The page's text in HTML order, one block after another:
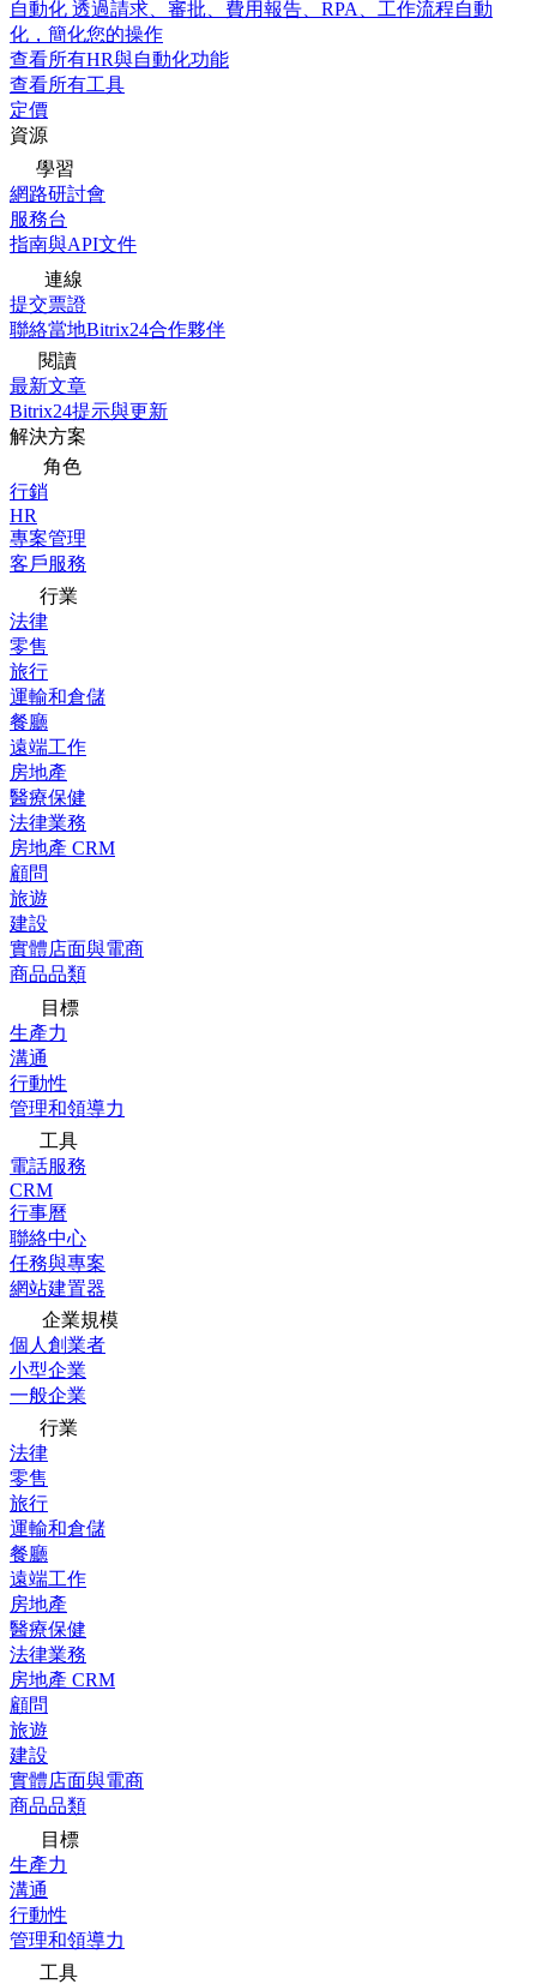
自動化 透過請求、審批、費用報告、RPA、工作流程自動
化，簡化您的操作
查看所有HR與自動化功能
查看所有工具
定價
資源
學習
網路研討會
服務台
指南與API文件
連線
提交票證
聯絡當地Bitrix24合作夥伴
閱讀
最新文章
Bitrix24提示與更新
解決方案
角色
行銷
HR
專案管理
客戶服務
行業
法律
零售
旅行
運輸和倉儲
餐廳
遠端工作
房地產
醫療保健
法律業務
房地產 CRM
顧問
旅遊
建設
實體店面與電商
商品品類
目標
生產力
溝通
行動性
管理和領導力
工具
電話服務
CRM
行事曆
聯絡中心
任務與專案
網站建置器
企業規模
個人創業者
小型企業
一般企業
行業
法律
零售
旅行
運輸和倉儲
餐廳
遠端工作
房地產
醫療保健
法律業務
房地產 CRM
顧問
旅遊
建設
實體店面與電商
商品品類
目標
生產力
溝通
行動性
管理和領導力
工具